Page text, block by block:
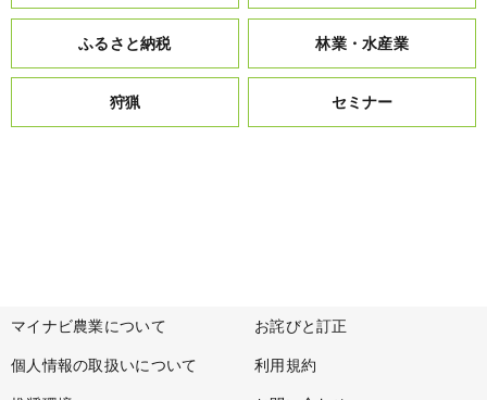
ふるさと納税 林業・水産業
狩猟 セミナー
マイナビ農業について お詫びと訂正
個人情報の取扱いについて 利用規約